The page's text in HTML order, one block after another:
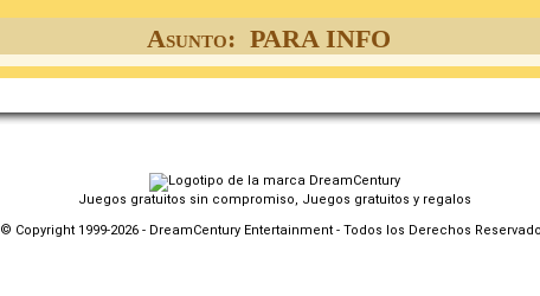
Asunto: PARA INFO
Juegos gratuitos sin compromiso, Juegos gratuitos y regalos
© Copyright 1999-2026 - DreamCentury Entertainment - Todos los Derechos